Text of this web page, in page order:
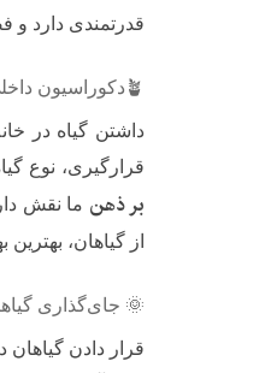
قدرتمندی دارد و
🪴دکوراسیون داخلی با گیاهان ضد استرس
داشتن گیاه در
قرارگیری، نوع
بر ذهن ما نقش
از گیاهان، بهترین
🌞 جای‌گذاری
قرار دادن